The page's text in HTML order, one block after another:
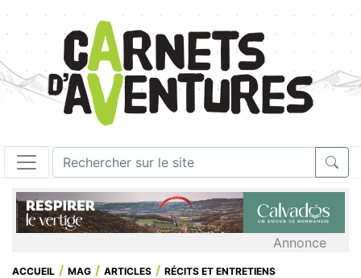
Annonce
ACCUEIL MAG ARTICLES RÉCITS ET ENTRETIENS